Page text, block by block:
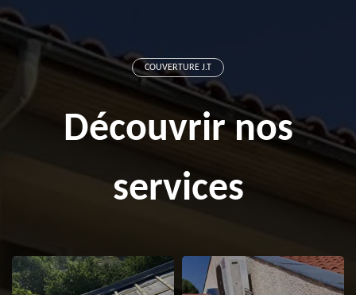
COUVERTURE J.T
Découvrir nos
services